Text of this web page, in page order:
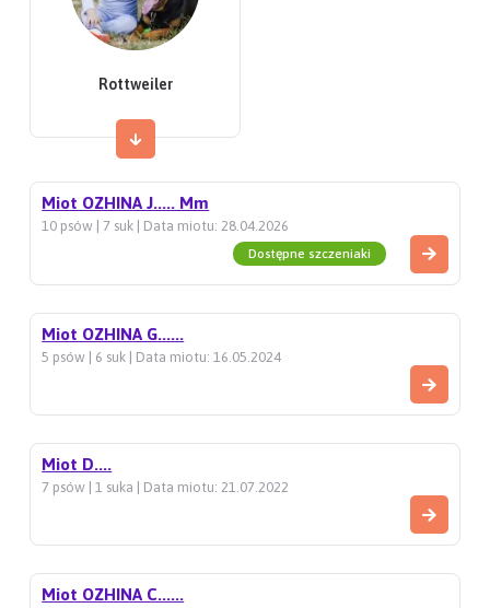
Rottweiler
Miot OZHINA J..... Mm
10 psów | 7 suk | Data miotu: 28.04.2026
Dostępne szczeniaki
Miot OZHINA G......
5 psów | 6 suk | Data miotu: 16.05.2024
Miot D....
7 psów | 1 suka | Data miotu: 21.07.2022
Miot OZHINA C......